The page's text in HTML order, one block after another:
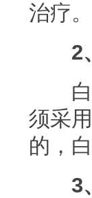
治疗。
2、
白癜
须采
的，
3、